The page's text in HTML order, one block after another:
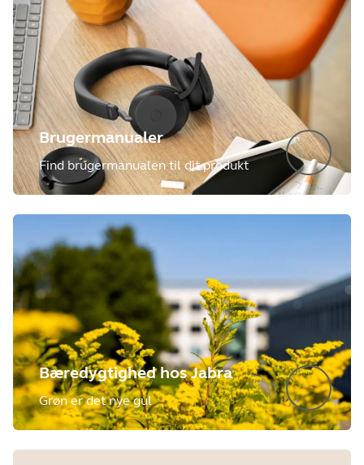
Brugermanualer
Find brugermanualen til dit produkt
Bæredygtighed hos Jabra
Grøn er det nye gul